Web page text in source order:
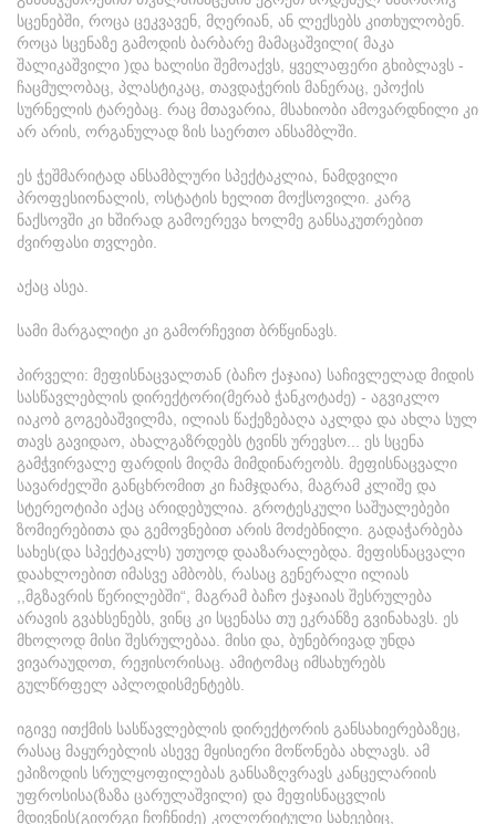
სცენებში, როცა ცეკვავენ, მღერიან, ან ლექსებს კითხულობენ.
როცა სცენაზე გამოდის ბარბარე მამაცაშვილი( მაკა
შალიკაშვილი )და ხალისი შემოაქვს, ყველაფერი გხიბლავს -
ჩაცმულობაც, პლასტიკაც, თავდაჭერის მანერაც, ეპოქის
სურნელის ტარებაც. რაც მთავარია, მსახიობი ამოვარდნილი კი
არ არის, ორგანულად ზის საერთო ანსამბლში.
ეს ჭეშმარიტად ანსამბლური სპექტაკლია, ნამდვილი
პროფესიონალის, ოსტატის ხელით მოქსოვილი. კარგ
ნაქსოვში კი ხშირად გამოერევა ხოლმე განსაკუთრებით
ძვირფასი თვლები.
აქაც ასეა.
სამი მარგალიტი კი გამორჩევით ბრწყინავს.
პირველი: მეფისნაცვალთან (ბაჩო ქაჯაია) საჩივლელად მიდის
სასწავლებლის დირექტორი(მერაბ ჭანკოტაძე) - აგვიკლო
იაკობ გოგებაშვილმა, ილიას წაქეზებაღა აკლდა და ახლა სულ
თავს გავიდაო, ახალგაზრდებს ტვინს ურევსო... ეს სცენა
გამჭვირვალე ფარდის მიღმა მიმდინარეობს. მეფისნაცვალი
სავარძელში განცხრომით კი ჩამჯდარა, მაგრამ კლიშე და
სტერეოტიპი აქაც არიდებულია. გროტესკული საშუალებები
ზომიერებითა და გემოვნებით არის მოძებნილი. გადაჭარბება
სახეს(და სპექტაკლს) უთუოდ დააზარალებდა. მეფისნაცვალი
დაახლოებით იმასვე ამბობს, რასაც გენერალი ილიას
,,მგზავრის წერილებში“, მაგრამ ბაჩო ქაჯაიას შესრულება
არავის გვახსენებს, ვინც კი სცენასა თუ ეკრანზე გვინახავს. ეს
მხოლოდ მისი შესრულებაა. მისი და, ბუნებრივად უნდა
ვივარაუდოთ, რეჟისორისაც. ამიტომაც იმსახურებს
გულწრფელ აპლოდისმენტებს.
იგივე ითქმის სასწავლებლის დირექტორის განსახიერებაზეც,
რასაც მაყურებლის ასევე მყისიერი მოწონება ახლავს. ამ
ეპიზოდის სრულყოფილებას განსაზღვრავს კანცელარიის
უფროსისა(ზაზა ცარულაშვილი) და მეფისნაცვლის
მდივნის(გიორგი ჩოჩნიძე) კოლორიტული სახეებიც,